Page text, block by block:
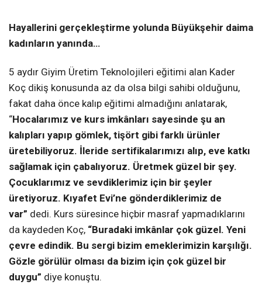
Hayallerini gerçekleştirme yolunda Büyükşehir daima
kadınların yanında…
5 aydır Giyim Üretim Teknolojileri eğitimi alan Kader
Koç dikiş konusunda az da olsa bilgi sahibi olduğunu,
fakat daha önce kalıp eğitimi almadığını anlatarak,
“Hocalarımız ve kurs imkânları sayesinde şu an
kalıpları yapıp gömlek, tişört gibi farklı ürünler
üretebiliyoruz. İleride sertifikalarımızı alıp, eve katkı
sağlamak için çabalıyoruz. Üretmek güzel bir şey.
Çocuklarımız ve sevdiklerimiz için bir şeyler
üretiyoruz. Kıyafet Evi’ne gönderdiklerimiz de
var” dedi. Kurs süresince hiçbir masraf yapmadıklarını
da kaydeden Koç, “Buradaki imkânlar çok güzel. Yeni
çevre edindik. Bu sergi bizim emeklerimizin karşılığı.
Gözle görülür olması da bizim için çok güzel bir
duygu” diye konuştu.